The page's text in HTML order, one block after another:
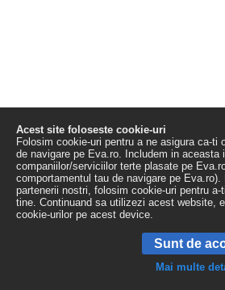
Acest site foloseste cookie-uri
Folosim cookie-uri pentru a ne asigura ca-ti
de navigare pe Eva.ro. Includem in aceasta
companiilor/serviciilor terte plasate pe
comportamentul tau de navigare pe
partenerii nostri, folosim cookie-uri pentru
tine. Continuand sa utilizezi acest website,
cookie-urilor pe acest device.
Sunt de
Mai multe